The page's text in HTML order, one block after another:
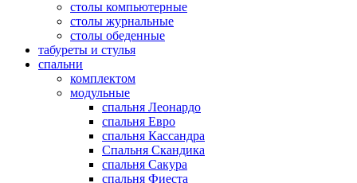
столы компьютерные
столы журнальные
столы обеденные
табуреты и стулья
спальни
комплектом
модульные
спальня Леонардо
спальня Евро
спальня Кассандра
Спальня Скандика
спальня Сакура
спальня Фиеста